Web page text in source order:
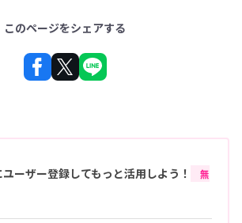
このページをシェアする
ユーザー登録してもっと活用しよう！
無